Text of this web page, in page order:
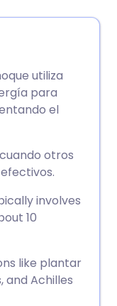
🇸🇪 Svenska
utiliza
para
el
otros
involves
10
like plantar
and Achilles